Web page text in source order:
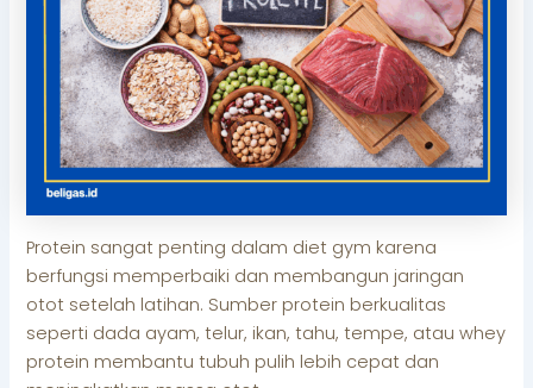
Protein sangat penting dalam diet gym karena
berfungsi memperbaiki dan membangun jaringan
otot setelah latihan. Sumber protein berkualitas
seperti dada ayam, telur, ikan, tahu, tempe, atau whey
protein membantu tubuh pulih lebih cepat dan